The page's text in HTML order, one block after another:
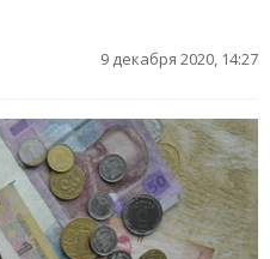
9 декабря 2020, 14:27